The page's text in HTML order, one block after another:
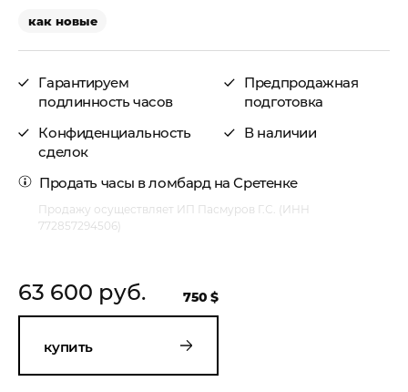
как новые
Гарантируем
подлинность часов
Конфиденциальность
сделок
Предпродажная
подготовка
В наличии
Продать часы в ломбард на Сретенке
Продажу осуществляет ИП Пасмуров Г.С. (ИНН
772857294506)
63 600 руб. 750 $
купить